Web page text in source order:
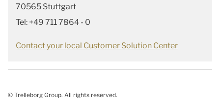
70565 Stuttgart
Tel: +49 711 7864 - 0
Contact your local Customer Solution Center
© Trelleborg Group. All rights reserved.